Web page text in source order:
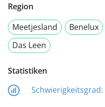
Region
Meetjesland
Benelux
Das Leen
Statistiken
Schwierigkeitsgrad: